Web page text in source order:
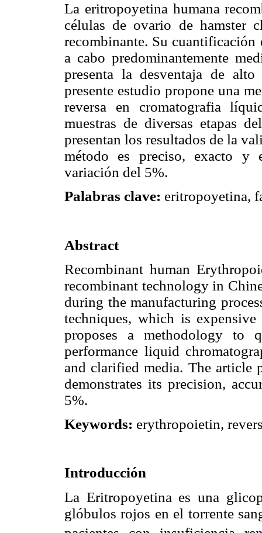
La eritropoyetina humana
células de ovario de hamster
recombinante. Su
a cabo predominantemente
presenta la desventaja de
presente estudio propone una
reversa en cromatografia
muestras de diversas etapas
presentan los resultados de la
método es preciso, exacto y
variación del 5%.
Palabras clave: eritropoyetina,
Abstract
Recombinant human
recombinant technology in
during the manufacturing
techniques, which is
proposes a methodology to
performance liquid
and clarified media. The article
demonstrates its precision,
5%.
Keywords: erythropoietin,
Introducción
La Eritropoyetina es una
glóbulos rojos en el torrente